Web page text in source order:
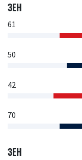
ЗЕН
61
50
42
70
ЗЕН